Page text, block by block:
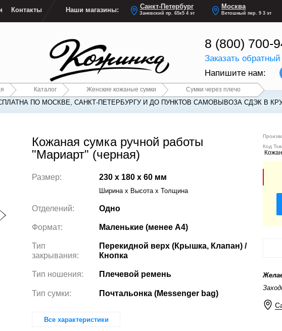
Контакты Наши магазины: Санкт-Петербург
Заневский пр. 65к5 4 эт
Москва
Ветошный пер. 9 3 эт
8 (800) 700-
Заказать обратный
Напишите нам:
Каталог Женские кожаные сумки Сумки через плечо
ПО МОСКВЕ, САНКТ-ПЕТЕРБУРГУ И ДО ПУНКТОВ САМОВЫВОЗА СДЭК В
ПО МОСКВЕ, САНКТ-ПЕТЕРБУРГУ И ДО ПУНКТОВ САМОВЫВОЗА СДЭК В
Кожаная сумка ручной работы
"Мариарт" (черная)
Размер: 230 x 180 x 60 мм
Ширина x Высота x Толщина
Отделений: Одно
Формат: Маленькие (менее А4)
Тип
закрывания:
Перекидной верх (Крышка, Клапан) /
Кнопка
Тип ношения: Плечевой ремень
Тип сумки: Почтальонка (Messenger bag)
Все характеристики
Код